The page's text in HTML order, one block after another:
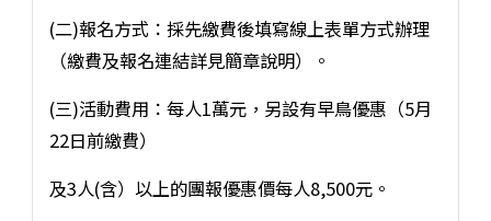
(二)報名方式：採先繳費後填寫線上表單方式辦理
（繳費及報名連結詳見簡章說明）。
(三)活動費用：每人1萬元，另設有早鳥優惠（5月
22日前繳費）
及3人(含）以上的團報優惠價每人8,500元。